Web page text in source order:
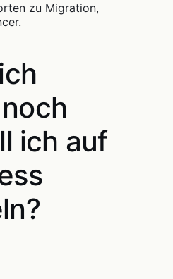
zu Migration,
ich auf